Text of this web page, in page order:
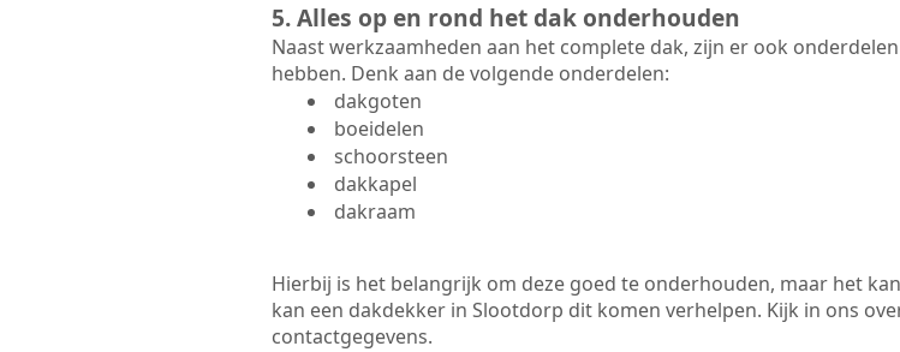
5. Alles op en rond het dak onderhouden
Naast werkzaamheden aan het complete dak, zijn er ook
hebben. Denk aan de volgende onderdelen:
dakgoten
boeidelen
schoorsteen
dakkapel
dakraam
Hierbij is het belangrijk om deze goed te onderhouden, maar het
kan een dakdekker in Slootdorp dit komen verhelpen. Kijk in ons
contactgegevens.